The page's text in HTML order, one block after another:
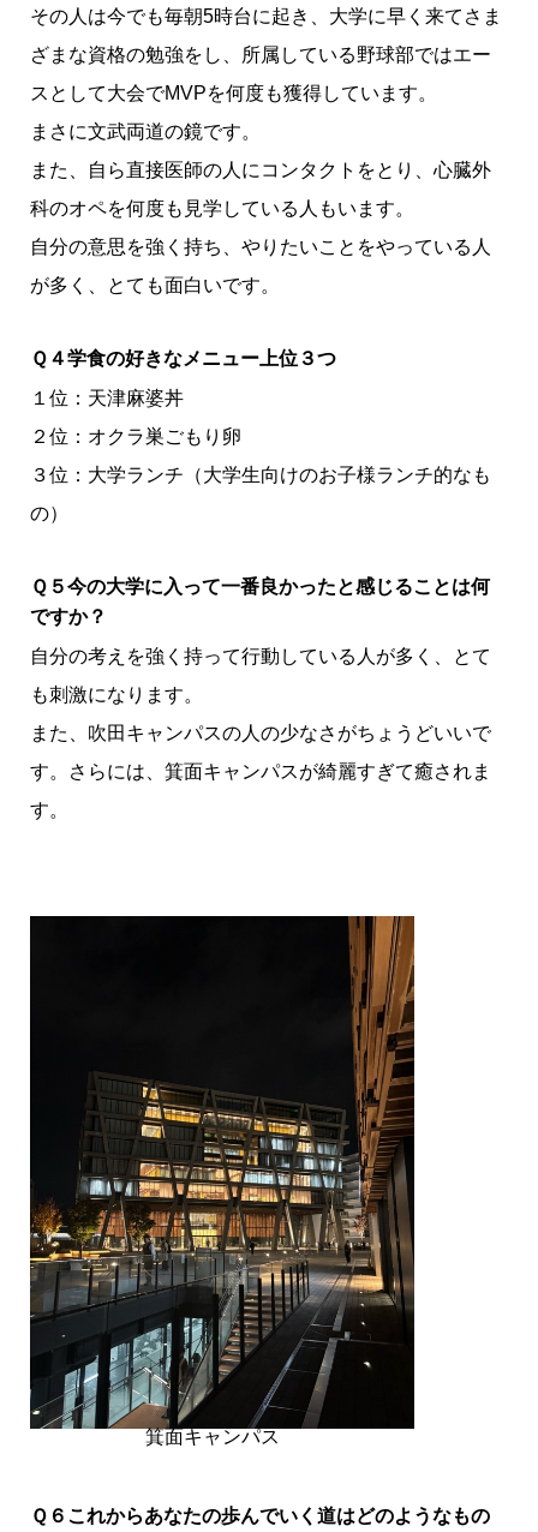
その人は今でも毎朝5時台に起き、大学に早く来てさま
ざまな資格の勉強をし、所属している野球部ではエー
スとして大会でMVPを何度も獲得しています。
まさに文武両道の鏡です。
また、自ら直接医師の人にコンタクトをとり、心臓外
科のオペを何度も見学している人もいます。
自分の意思を強く持ち、やりたいことをやっている人
が多く、とても面白いです。
Ｑ４学食の好きなメニュー上位３つ
１位：天津麻婆丼
２位：オクラ巣ごもり卵
３位：大学ランチ（大学生向けのお子様ランチ的なも
の）
Ｑ５今の大学に入って一番良かったと感じることは何
ですか？
自分の考えを強く持って行動している人が多く、とて
も刺激になります。
また、吹田キャンパスの人の少なさがちょうどいいで
す。さらには、箕面キャンパスが綺麗すぎて癒されま
す。
箕面キャンパス
Ｑ６これからあなたの歩んでいく道はどのようなもの